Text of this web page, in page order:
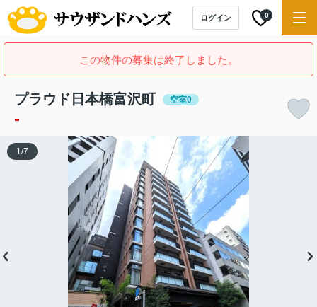
ログイン 0
この物件の募集は終了しました。
プラウド日本橋富沢町 空室0
-
1/7